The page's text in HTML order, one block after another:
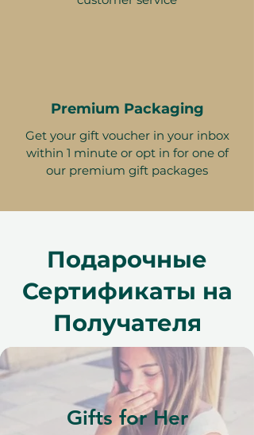
Premium Packaging
Get your gift voucher in your inbox
within 1 minute or opt in for one of
our premium gift packages
Подарочные
Сертификаты на
Получателя
Gifts for Her